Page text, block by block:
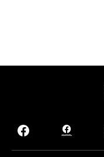
facebook
hmg
journal